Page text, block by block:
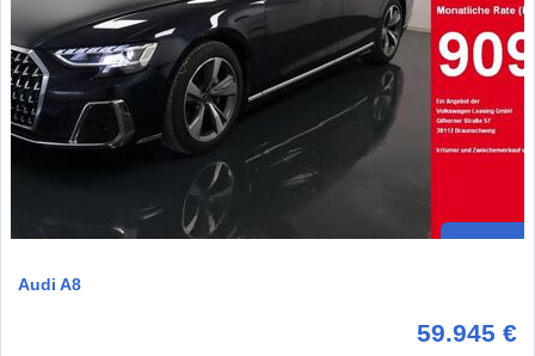
Audi A8
59.945 €